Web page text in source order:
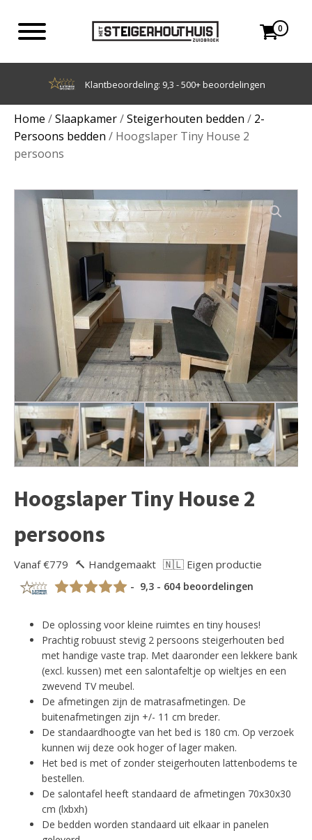
0
Achteraf betalen met Klarna
Home /Slaapkamer/Steigerhouten bedden / 2-
Persoons bedden / Hoogslaper Tiny House 2
persoons
Hoogslaper Tiny House 2
persoons
Vanaf €779 🔨 Handgemaakt 🇳🇱 Eigen productie
- 9,3 - 604 beoordelingen
De oplossing voor kleine ruimtes en tiny houses!
Prachtig robuust stevig 2 persoons steigerhouten bed
met handige vaste trap. Met daaronder een lekkere bank
(excl. kussen) met een salontafeltje op wieltjes en een
zwevend TV meubel.
De afmetingen zijn de matrasafmetingen. De
buitenafmetingen zijn +/- 11 cm breder.
De standaardhoogte van het bed is 180 cm. Op verzoek
kunnen wij deze ook hoger of lager maken.
Het bed is met of zonder steigerhouten lattenbodems te
bestellen.
De salontafel heeft standaard de afmetingen 70x30x30
cm (lxbxh)
De bedden worden standaard uit elkaar in panelen